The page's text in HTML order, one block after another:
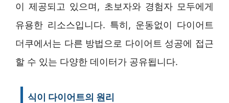
이 제공되고 있으며, 초보자와 경험자 모두에게
유용한 리소스입니다. 특히, 운동없이 다이어트
더쿠에서는 다른 방법으로 다이어트 성공에 접근
할 수 있는 다양한 데이터가 공유됩니다.
식이 다이어트의 원리